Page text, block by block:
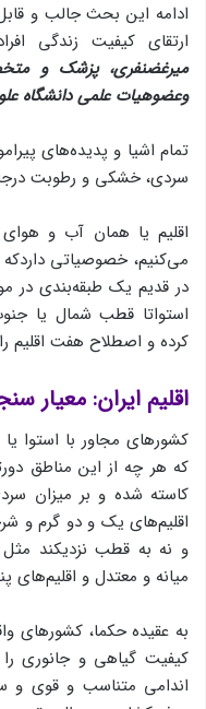
ادامه این بحث جالب و
ارتقای كیفیت زندگی
میرغضنفری، پزشك و
وعضوهیات علمی دانشگاه
تمام اشیا و پدیده‌های
سردی، خشكی و رطوبت
اقلیم یا همان آب و
می‌كنیم، خصوصیاتی
در قدیم یك طبقه‌بندی در
استواتا قطب شمال یا
كرده و اصطلاح هفت اقلیم
اقلیم ایران: معیار
كشورهای مجاور با استوا
كه هر چه از این مناطق
كاسته شده و بر میزان
اقلیم‌های یك و دو گرم و
و نه به قطب نزدیكند
میانه و معتدل و
به عقیده حكما، كشورهای
كیفیت گیاهی و جانوری
اندامی متناسب و قوی و